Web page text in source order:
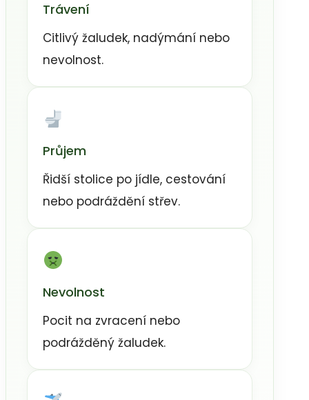
Trávení
Citlivý žaludek, nadýmání nebo
nevolnost.
Průjem
Řidší stolice po jídle, cestování
nebo podráždění střev.
Nevolnost
Pocit na zvracení nebo
podrážděný žaludek.